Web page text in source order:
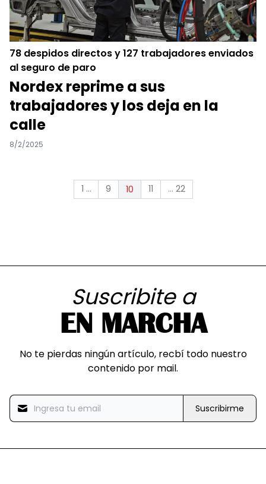
78 despidos directos y 127 trabajadores enviados
al seguro de paro
Nordex reprime a sus
trabajadores y los deja en la
calle
8/2/2025
1 ... 9 10 11 ... 22
Suscribite a
EN MARCHA
No te pierdas ningún artículo, recbí todo nuestro
contenido por mail.
Suscribirme